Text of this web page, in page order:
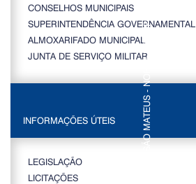
CONSELHOS MUNICIPAIS
SUPERINTENDÊNCIA GOVERNAMENTAL
ALMOXARIFADO MUNICIPAL
JUNTA DE SERVIÇO MILITAR
INFORMAÇÕES ÚTEIS
LEGISLAÇÃO
LICITAÇÕES